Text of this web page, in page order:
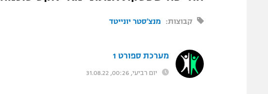
קבוצות: מנצ'סטר יונייטד
מערכת ספורט 1
יום רביעי, 00:26, 31.08.22